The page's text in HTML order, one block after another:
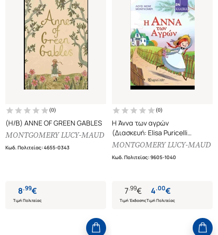
(0)
(H/B) ANNE OF GREEN GABLES
MONTGOMERY LUCY-MAUD
Κωδ. Πολιτείας:4655-0343
8.99€
Τιμή Πολιτείας
(0)
Η Άννα των αγρών
(Διασκευή: Elisa Puricelli
Guerra)
MONTGOMERY LUCY-MAUD
Κωδ. Πολιτείας:9605-1040
7.99€
Τιμή Έκδοσης
4.00€
Τιμή Πολιτείας